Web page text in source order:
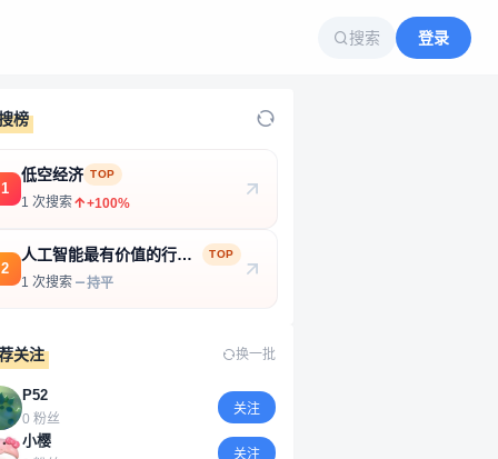
搜索 登录
榜
1
低空经济 TOP
1 次搜索 +100%
2
人工智能最有价值的行业
和产品
TOP
1 次搜索 持平
关注 换一批
P52
0 粉丝
关注
小樱
关注